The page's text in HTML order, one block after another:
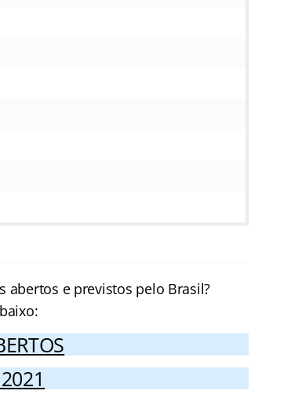
e previstos pelo Brasil?